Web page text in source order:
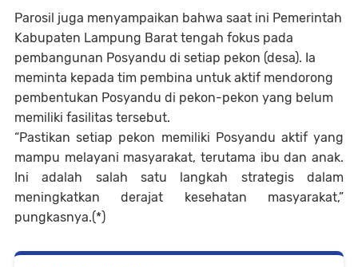
Parosil juga menyampaikan bahwa saat ini Pemerintah
Kabupaten Lampung Barat tengah fokus pada
pembangunan Posyandu di setiap pekon (desa). Ia
meminta kepada tim pembina untuk aktif mendorong
pembentukan Posyandu di pekon-pekon yang belum
memiliki fasilitas tersebut.
“Pastikan setiap pekon memiliki Posyandu aktif yang
mampu melayani masyarakat, terutama ibu dan anak.
Ini adalah salah satu langkah strategis dalam
meningkatkan derajat kesehatan masyarakat,”
pungkasnya.(*)